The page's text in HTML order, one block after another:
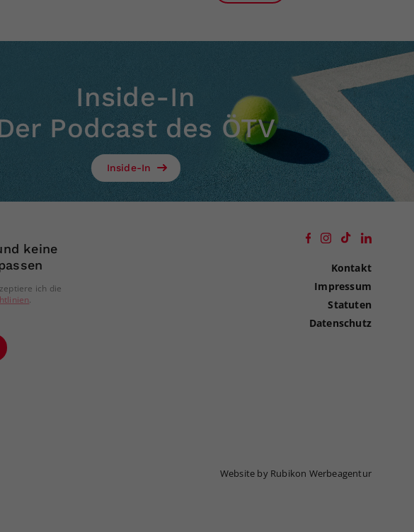
Inside-In
Podcast des ÖTV
Inside-In
keine
ich die
.
Kontakt
Impressum
Statuten
Datenschutz
Website by Rubikon Werbeagentur